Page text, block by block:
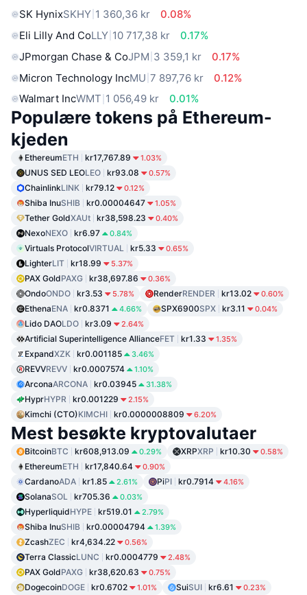
SK HynixSKHY 1 360,36 kr
0.08%
Eli Lilly And CoLLY 10 717,38 kr
0.17%
JPmorgan Chase & CoJPM 3 359,1 kr
0.17%
Micron Technology IncMU 7 897,76 kr
0.12%
Walmart IncWMT 1 056,49 kr 0.01%
Populære tokens på Ethereum-
kjeden
EthereumETH kr17,767.89 1.03%
UNUS SED LEOLEO kr93.08 0.57%
ChainlinkLINK kr79.12 0.12%
Shiba InuSHIB kr0.00004647 1.05%
Tether GoldXAUt kr38,598.23 0.40%
NexoNEXO kr6.97 0.84%
Virtuals ProtocolVIRTUAL kr5.33 0.65%
LighterLIT kr18.99 5.37%
PAX GoldPAXG kr38,697.86 0.36%
OndoONDO kr3.53 5.78% RenderRENDER kr13.02 0.60%
EthenaENA kr0.8371 4.66% SPX6900SPX kr3.11 0.04%
Lido DAOLDO kr3.09 2.64%
Artificial Superintelligence AllianceFET kr1.33 1.35%
ExpandXZK kr0.001185 3.46%
REVVREVV kr0.0007574 1.10%
ArconaARCONA kr0.03945 31.38%
HyprHYPR kr0.001229 2.15%
Kimchi (CTO)KIMCHI kr0.0000008809 6.20%
Mest besøkte kryptovalutaer
BitcoinBTC kr608,913.09 0.29% XRPXRP kr10.30 0.58%
EthereumETH kr17,840.64 0.90%
CardanoADA kr1.85 2.61% PiPI kr0.7914 4.16%
SolanaSOL kr705.36 0.03%
HyperliquidHYPE kr519.01 2.79%
Shiba InuSHIB kr0.00004794 1.39%
ZcashZEC kr4,634.22 0.56%
Terra ClassicLUNC kr0.0004779 2.48%
PAX GoldPAXG kr38,620.63 0.75%
DogecoinDOGE kr0.6702 1.01% SuiSUI kr6.61 0.23%